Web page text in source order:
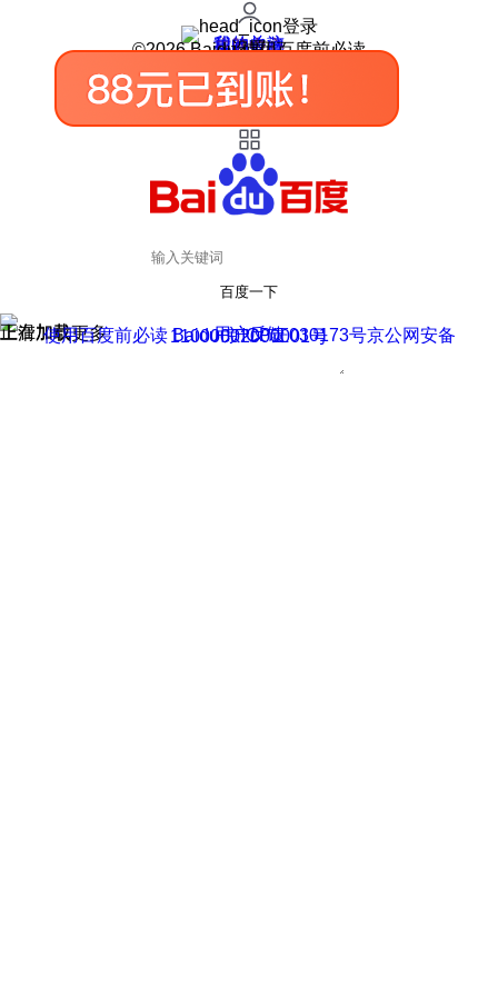
登录
我的关注
我的收藏
皮肤中心
用户反馈
设置
©2026 Baidu 使用百度前必读
百度一下
正在加载
上滑加载更多 用户反馈
使用百度前必读 Baidu 京ICP证030173号
京公网安备11000002000001号